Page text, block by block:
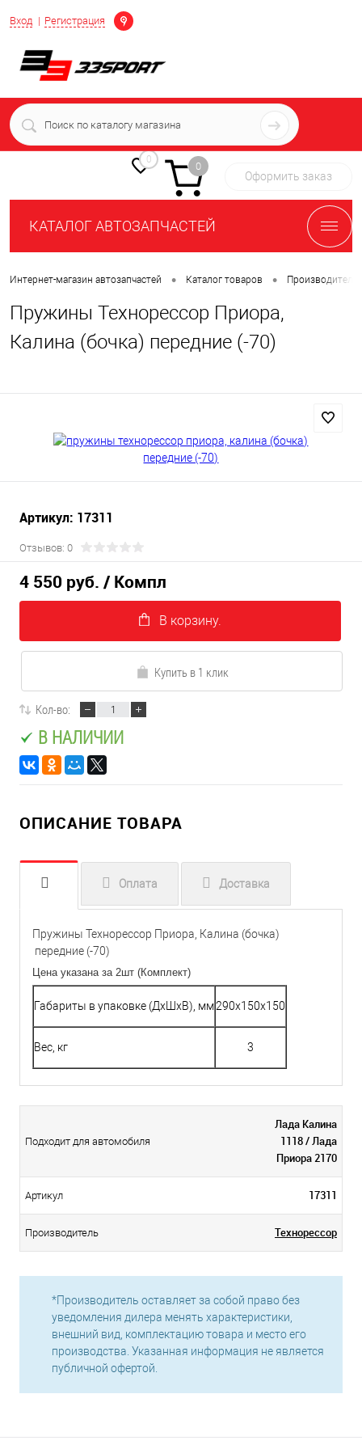
Вход Регистрация
Определение
+7 (939) 716-10-06
пн-пт 7:00-16:00 МСК
0
0
Оформить заказ
КАТАЛОГ АВТОЗАПЧАСТЕЙ
Интернет-магазин автозапчастей • Каталог товаров • Производители
Пружины Технорессор Приора,
Калина (бочка) передние (-70)
Артикул: 17311
Отзывов: 0
4 550 руб. / Компл
В корзину.
Купить в 1 клик
Кол-во:
В НАЛИЧИИ
ОПИСАНИЕ ТОВАРА
Оплата Доставка
Пружины Технорессор Приора, Калина (бочка)
передние (-70)
Цена указана за 2шт (Комплект)
Габариты в упаковке (ДхШхВ), мм290x150x150
Вес, кг 3
Подходит для автомобиля
Лада Калина
1118 / Лада
Приора 2170
Артикул 17311
Производитель Технорессор
*Производитель оставляет за собой право без
уведомления дилера менять характеристики,
внешний вид, комплектацию товара и место его
производства. Указанная информация не является
публичной офертой.